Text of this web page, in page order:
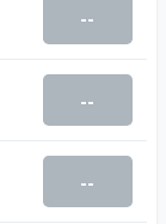
--
--
--